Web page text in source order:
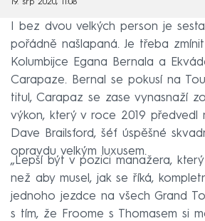
19. srp 2020, 11:08
I bez dvou velkých person je
pořádně našlapaná. Je třeba
Kolumbijce Egana Bernala a
Carapaze. Bernal se pokusí na
titul, Carapaz se zase vynasnaží
výkon, který v roce 2019 předvedl
Dave Brailsford, šéf úspěšné
opravdu velkým luxusem.
„Lepší být v pozici manažera,
než aby musel, jak se říká,
jednoho jezdce na všech Grand
s tím, že Froome s Thomasem si